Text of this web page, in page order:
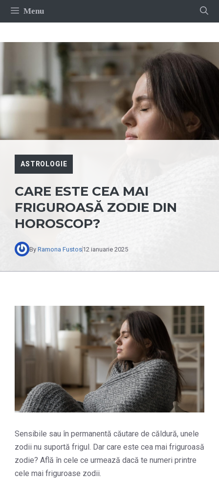
Sari
Menu
ASTROLOGIE
CARE ESTE CEA MAI
FRIGUROASĂ ZODIE DIN
HOROSCOP?
By Ramona Fustos12 ianuarie 2025
Sensibile sau în permanentă căutare de căldură, unele
zodii nu suportă frigul. Dar care este cea mai friguroasă
zodie? Află în cele ce urmează dacă te numeri printre
cele mai friguroase zodii.